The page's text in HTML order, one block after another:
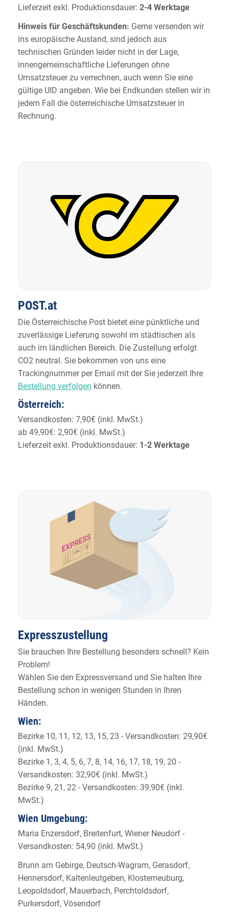
Lieferzeit exkl. Produktionsdauer: 2-4 Werktage
Hinweis für Geschäftskunden: Gerne versenden wir
ins europäische Ausland, sind jedoch aus
technischen Gründen leider nicht in der Lage,
innengemeinschaftliche Lieferungen ohne
Umsatzsteuer zu verrechnen, auch wenn Sie eine
gültige UID angeben. Wie bei Endkunden stellen wir in
jedem Fall die österreichische Umsatzsteuer in
Rechnung.
POST.at
Die Österreichische Post bietet eine pünktliche und
zuverlässige Lieferung sowohl im städtischen als
auch im ländlichen Bereich. Die Zustellung erfolgt
CO2 neutral. Sie bekommen von uns eine
Trackingnummer per Email mit der Sie jederzeit Ihre
Bestellung verfolgen können.
Österreich:
Versandkosten: 7,90€ (inkl. MwSt.)
ab 49,90€: 2,90€ (inkl. MwSt.)
Lieferzeit exkl. Produktionsdauer: 1-2 Werktage
Expresszustellung
Sie brauchen Ihre Bestellung besonders schnell? Kein
Problem!
Wählen Sie den Expressversand und Sie halten Ihre
Bestellung schon in wenigen Stunden in Ihren
Händen.
Wien:
Bezirke 10, 11, 12, 13, 15, 23 - Versandkosten: 29,90€
(inkl. MwSt.)
Bezirke 1, 3, 4, 5, 6, 7, 8, 14, 16, 17, 18, 19, 20 -
Versandkosten: 32,90€ (inkl. MwSt.)
Bezirke 9, 21, 22 - Versandkosten: 39,90€ (inkl.
MwSt.)
Wien Umgebung:
Maria Enzersdorf, Breitenfurt, Wiener Neudorf -
Versandkosten: 54,90 (inkl. MwSt.)
Brunn am Gebirge, Deutsch-Wagram, Gerasdorf,
Hennersdorf, Kaltenleutgeben, Klosterneuburg,
Leopoldsdorf, Mauerbach, Perchtoldsdorf,
Purkersdorf, Vösendorf